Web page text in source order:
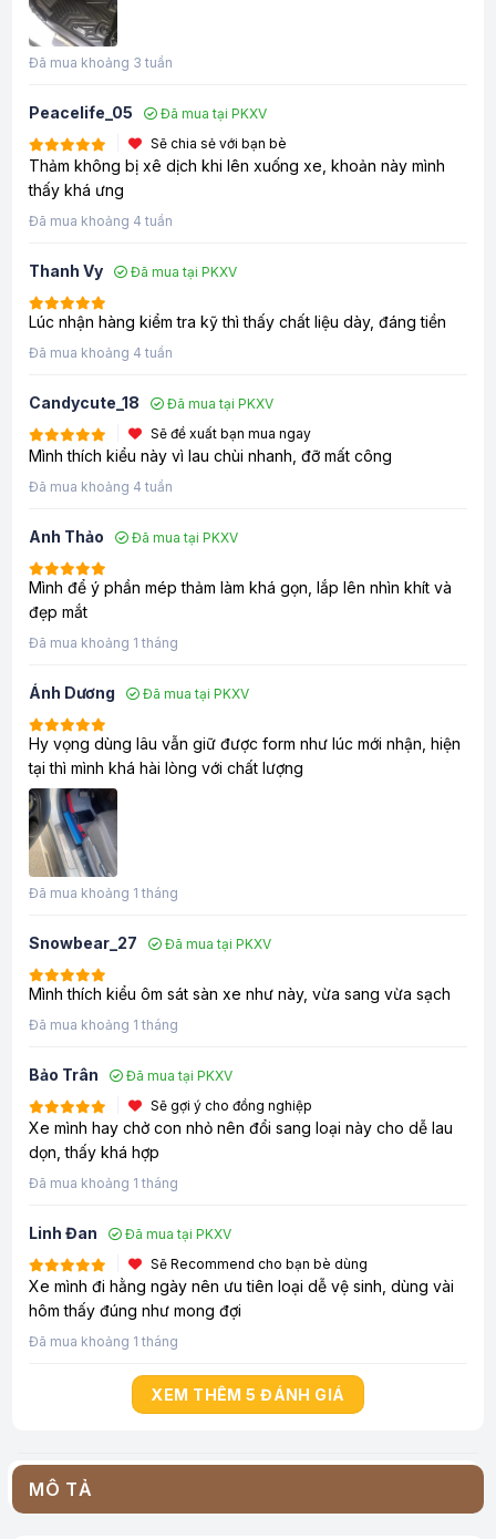
MÔ TẢ
Đã mua khoảng 3 tuần
Peacelife_05
Đã mua tại PKXV
Sẽ chia sẻ với bạn bè
Thảm không bị xê dịch khi lên xuống xe, khoản này mình
thấy khá ưng
Đã mua khoảng 4 tuần
Thanh Vy Đã mua tại PKXV
Lúc nhận hàng kiểm tra kỹ thì thấy chất liệu dày, đáng tiền
Đã mua khoảng 4 tuần
Candycute_18
Đã mua tại PKXV
Sẽ đề xuất bạn mua ngay
Mình thích kiểu này vì lau chùi nhanh, đỡ mất công
Đã mua khoảng 4 tuần
Anh Thảo Đã mua tại PKXV
Mình để ý phần mép thảm làm khá gọn, lắp lên nhìn khít và
đẹp mắt
Đã mua khoảng 1 tháng
Ánh Dương Đã mua tại PKXV
Hy vọng dùng lâu vẫn giữ được form như lúc mới nhận, hiện
tại thì mình khá hài lòng với chất lượng
Đã mua khoảng 1 tháng
Snowbear_27 Đã mua tại PKXV
Mình thích kiểu ôm sát sàn xe như này, vừa sang vừa sạch
Đã mua khoảng 1 tháng
Bảo Trân
Đã mua tại PKXV
Sẽ gợi ý cho đồng nghiệp
Xe mình hay chở con nhỏ nên đổi sang loại này cho dễ lau
dọn, thấy khá hợp
Đã mua khoảng 1 tháng
Linh Đan
Đã mua tại PKXV
Sẽ Recommend cho bạn bè dùng
Xe mình đi hằng ngày nên ưu tiên loại dễ vệ sinh, dùng vài
hôm thấy đúng như mong đợi
Đã mua khoảng 1 tháng
XEM THÊM 5 ĐÁNH GIÁ